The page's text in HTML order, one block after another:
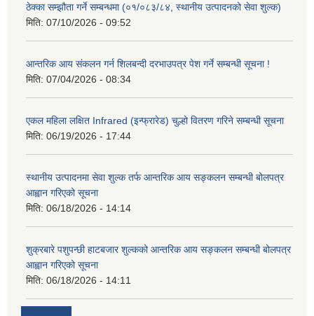
ठेक्का सम्झौता गर्ने सम्बन्धमा (०१/०८३/८४, स्थानीय उत्पादनको सेवा शुल्क)
मिति: 07/10/2026 - 09:52
आन्तरिक आय संकलन गर्न शिलबन्दी दरभाउपत्र पेश गर्ने सम्बन्धी सूचना !
मिति: 07/04/2026 - 08:34
एकल महिला लक्षित Infrared (इन्फ्रारेड) चुल्हो वितरण गरिने सम्बन्धी सूचना
मिति: 06/19/2026 - 17:44
स्थानीय उत्पादनमा सेवा शुल्क तर्फ आन्तरिक आय सङ्कलन सम्बन्धी बोलपत्र
आह्वान गरिएको सूचना
मिति: 06/18/2026 - 14:14
शुक्रबारे पशुपन्छी हाटबजार शुल्कको आन्तरिक आय सङ्कलन सम्बन्धी बोलपत्र
आह्वान गरिएको सूचना
मिति: 06/18/2026 - 14:11